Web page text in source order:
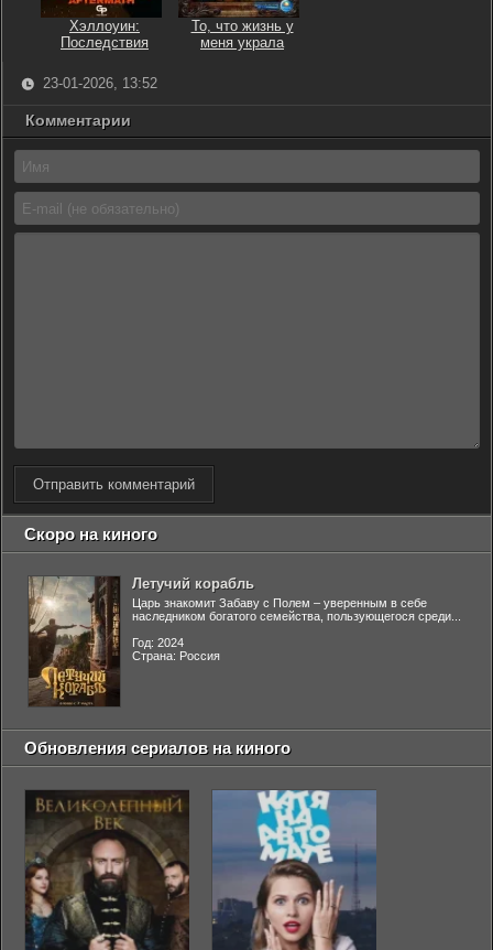
Хэллоуин:
Последствия
То, что жизнь у
меня украла
23-01-2026, 13:52
Комментарии
Отправить комментарий
Скоро на киного
Летучий корабль
Царь знакомит Забаву с Полем – уверенным в себе
наследником богатого семейства, пользующегося среди...
Год: 2024
Страна: Россия
Обновления сериалов на киного